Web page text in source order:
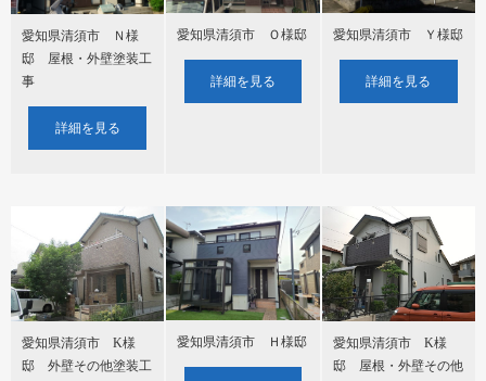
愛知県清須市 Ｎ様
邸 屋根・外壁塗装工
事
詳細を見る
愛知県清須市 Ｏ様邸
詳細を見る
愛知県清須市 Ｙ様邸
詳細を見る
愛知県清須市 K様
邸 外壁その他塗装工
愛知県清須市 Ｈ様邸
愛知県清須市 K様
邸 屋根・外壁その他